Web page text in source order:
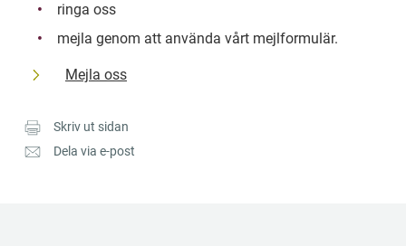
ringa oss
mejla genom att använda vårt mejlformulär.
Mejla oss
Skriv ut sidan
Dela via e-post